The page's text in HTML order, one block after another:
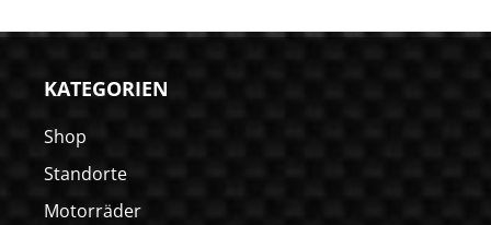
KATEGORIEN
Shop
Standorte
Motorräder